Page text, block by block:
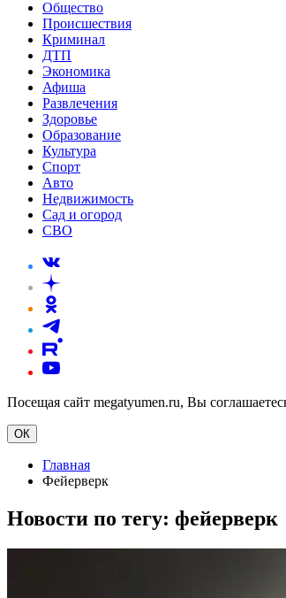
Общество
Происшествия
Криминал
ДТП
Экономика
Афиша
Развлечения
Здоровье
Образование
Культура
Спорт
Авто
Недвижимость
Сад и огород
СВО
Посещая сайт megatyumen.ru, Вы
ОК
Главная
Фейерверк
Новости по тегу: фейерверк